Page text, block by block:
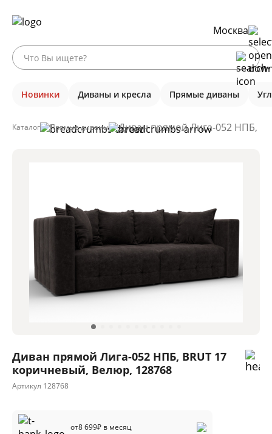
Москва
Новинки Диваны и кресла Прямые диваны
Каталог Прямые диваны Диван прямой Лига-052 НПБ,
Диван прямой Лига-052 НПБ, BRUT 17
коричневый, Велюр, 128768
Артикул 128768
от8 699₽ в месяц